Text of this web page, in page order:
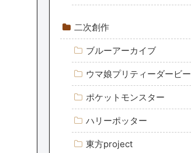
二次創作
ブルーアーカイブ
ウマ娘プリティーダービー
ポケットモンスター
ハリーポッター
東方project